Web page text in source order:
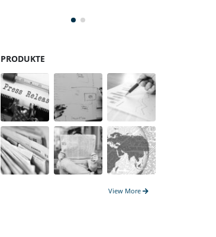
PRODUKTE
View More